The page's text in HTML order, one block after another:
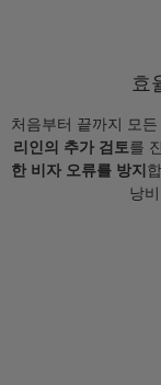
효
처음부터 끝까지 모
리인의 추가 검토를
한 비자 오류를 방지
낭